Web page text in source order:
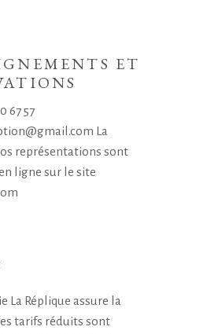
ET
67 57
La
représentations sont
ligne sur le site
La Réplique assure la
tarifs réduits sont